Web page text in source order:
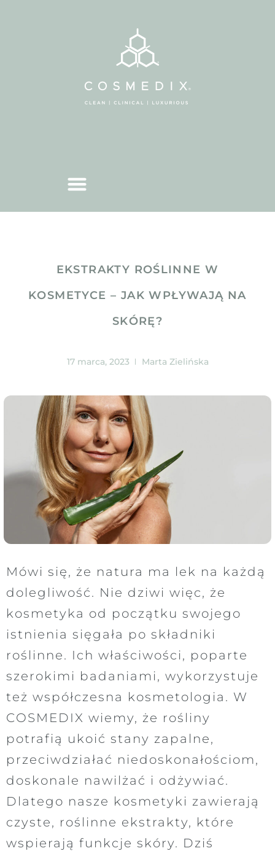
EKSTRAKTY ROŚLINNE W
KOSMETYCE – JAK WPŁYWAJĄ NA
SKÓRĘ?
17 marca, 2023 Marta Zielińska
Mówi się, że natura ma lek na każdą
dolegliwość. Nie dziwi więc, że
kosmetyka od początku swojego
istnienia sięgała po składniki
roślinne. Ich właściwości, poparte
szerokimi badaniami, wykorzystuje
też współczesna kosmetologia. W
COSMEDIX wiemy, że rośliny
potrafią ukoić stany zapalne,
przeciwdziałać niedoskonałościom,
doskonale nawilżać i odżywiać.
Dlatego nasze kosmetyki zawierają
czyste, roślinne ekstrakty, które
wspierają funkcje skóry. Dziś